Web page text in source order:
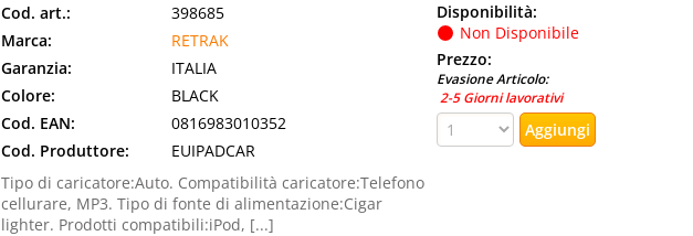
Cod. art.:
398685
Marca:
RETRAK
Garanzia:
ITALIA
Colore:
BLACK
Cod. EAN:
0816983010352
Cod. Produttore:
EUIPADCAR
Tipo di caricatore:Auto. Compatibilità caricatore:Telefono
cellurare, MP3. Tipo di fonte di alimentazione:Cigar
lighter. Prodotti compatibili:iPod, [...]
Disponibilità:
Non Disponibile
Prezzo:
Evasione Articolo:
2-5 Giorni lavorativi